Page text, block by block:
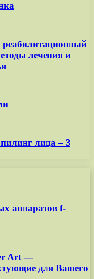
лечения и
лица – 3
аппаратов f-
Art —
для Вашего